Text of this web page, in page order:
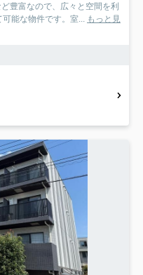
豊富なので、広々と空間を利
能な物件です。室...
もっと見